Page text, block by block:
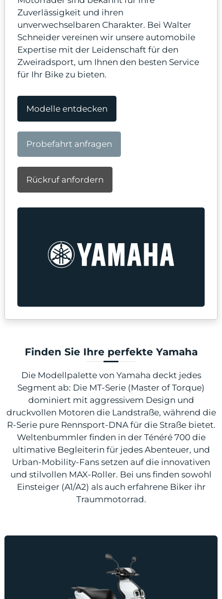
Zuverlässigkeit und ihren
unverwechselbaren Charakter. Bei Walter
Schneider vereinen wir unsere automobile
Expertise mit der Leidenschaft für den
Zweiradsport, um Ihnen den besten Service
für Ihr Bike zu bieten.
Modelle entdecken
Probefahrt anfragen
Rückruf anfordern
Finden Sie Ihre perfekte Yamaha
Die Modellpalette von Yamaha deckt jedes
Segment ab: Die MT-Serie (Master of Torque)
dominiert mit aggressivem Design und
druckvollen Motoren die Landstraße, während die
R-Serie pure Rennsport-DNA für die Straße bietet.
Weltenbummler finden in der Ténéré 700 die
ultimative Begleiterin für jedes Abenteuer, und
Urban-Mobility-Fans setzen auf die innovativen
und stilvollen MAX-Roller. Bei uns finden sowohl
Einsteiger (A1/A2) als auch erfahrene Biker ihr
Traummotorrad.